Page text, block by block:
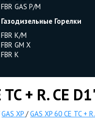
FBR GAS P/M
Газодизельные Горелки
FBR K/M
FBR GM X
FBR K
TC + R. CE
GAS XP /GAS XP 60 CE TC +